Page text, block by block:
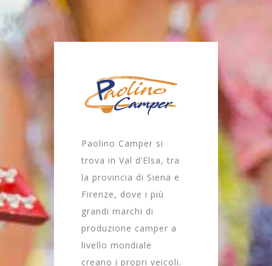
Paolino Camper si
trova in Val d’Elsa, tra
la provincia di Siena e
Firenze, dove i più
grandi marchi di
produzione camper a
livello mondiale
creano i propri veicoli.